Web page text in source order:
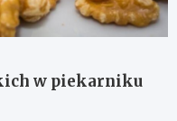
w piekarniku